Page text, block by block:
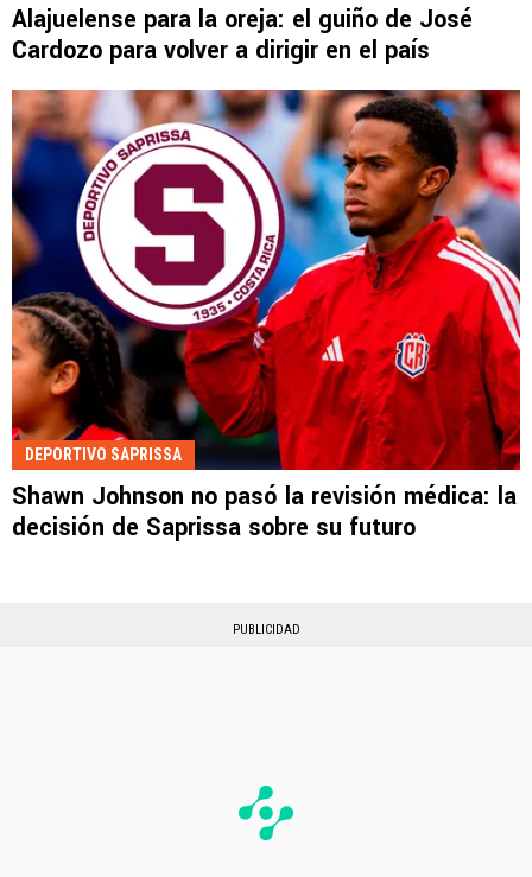
Alajuelense para la oreja: el guiño de José
Cardozo para volver a dirigir en el país
DEPORTIVO SAPRISSA
Shawn Johnson no pasó la revisión médica: la
decisión de Saprissa sobre su futuro
PUBLICIDAD